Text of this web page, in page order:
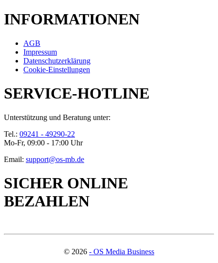
INFORMATIONEN
AGB
Impressum
Datenschutzerklärung
Cookie-Einstellungen
SERVICE-HOTLINE
Unterstützung und Beratung unter:
Tel.: 09241 - 49290-22
Mo-Fr, 09:00 - 17:00 Uhr
Email: support@os-mb.de
SICHER ONLINE
BEZAHLEN
© 2026 - OS Media Business